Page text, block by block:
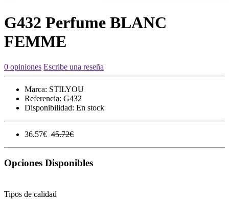
G432 Perfume BLANC
FEMME
0 opiniones Escribe una reseña
Marca: STILYOU
Referencia: G432
Disponibilidad: En stock
36.57€ 45.72€
Opciones Disponibles
Tipos de calidad